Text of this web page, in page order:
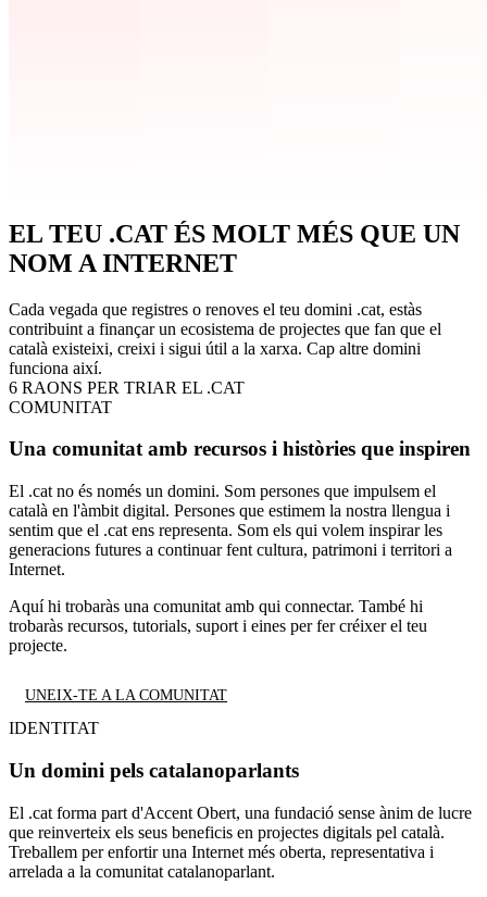
EL TEU .CAT ÉS MOLT MÉS QUE UN
NOM A INTERNET
Cada vegada que registres o renoves el teu domini .cat, estàs
contribuint a finançar un ecosistema de projectes que fan que el
català existeixi, creixi i sigui útil a la xarxa. Cap altre domini
funciona així.
6 RAONS PER TRIAR EL .CAT
COMUNITAT
Una comunitat amb recursos i històries que inspiren
El .cat no és només un domini. Som persones que impulsem el
català en l'àmbit digital. Persones que estimem la nostra llengua i
sentim que el .cat ens representa. Som els qui volem inspirar les
generacions futures a continuar fent cultura, patrimoni i territori a
Internet.
Aquí hi trobaràs una comunitat amb qui connectar. També hi
trobaràs recursos, tutorials, suport i eines per fer créixer el teu
projecte.
UNEIX-TE A LA COMUNITAT
IDENTITAT
Un domini pels catalanoparlants
El .cat forma part d'Accent Obert, una fundació sense ànim de lucre
que reinverteix els seus beneficis en projectes digitals pel català.
Treballem per enfortir una Internet més oberta, representativa i
arrelada a la comunitat catalanoparlant.